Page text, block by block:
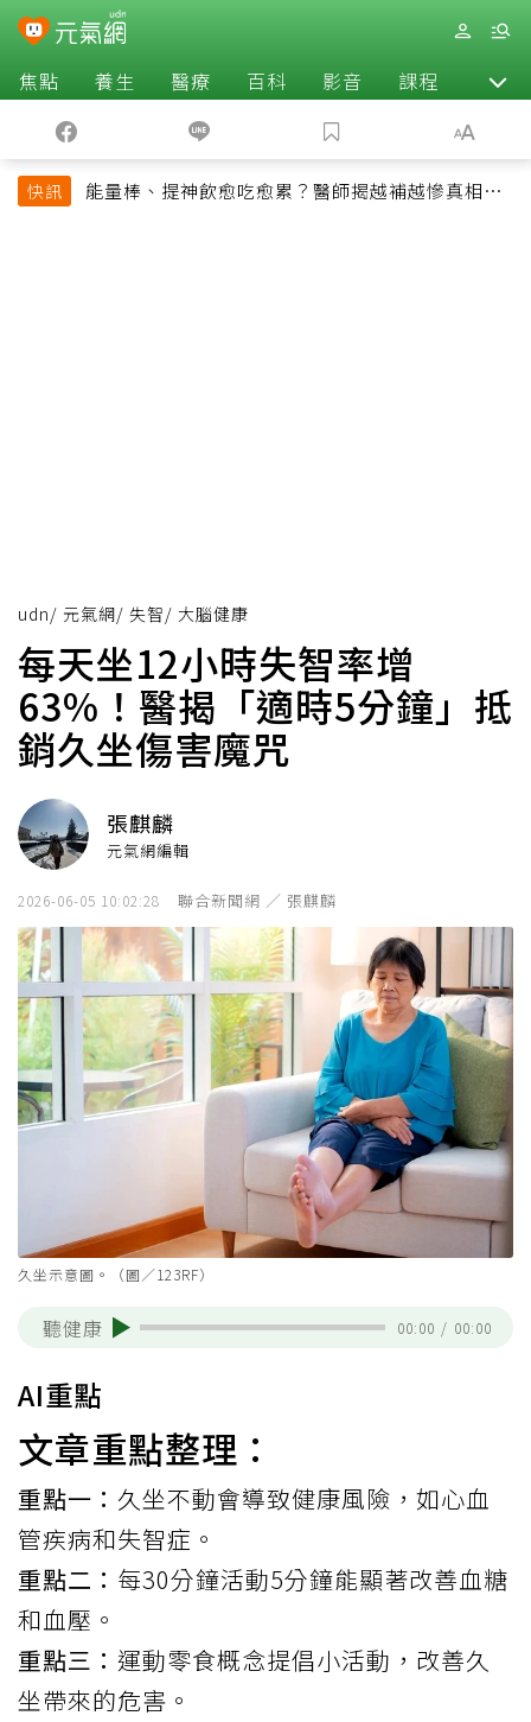
焦點 養生 醫療 百科 影音 課程 退休
快訊
能量棒、提神飲愈吃愈累？醫師揭越補越慘真相：
udn/ 元氣網/ 失智/ 大腦健康
每天坐12小時失智率增
63%！醫揭「適時5分鐘」抵
銷久坐傷害魔咒
張麒麟
元氣網編輯
2026-06-05 10:02:28 聯合新聞網 ／ 張麒麟
久坐示意圖。（圖／123RF）
聽健康 00:00 / 00:00
AI重點
文章重點整理：
重點一： 久坐不動會導致健康風險，如心血
管疾病和失智症。
重點二： 每30分鐘活動5分鐘能顯著改善血糖
和血壓。
重點三： 運動零食概念提倡小活動，改善久
坐帶來的危害。